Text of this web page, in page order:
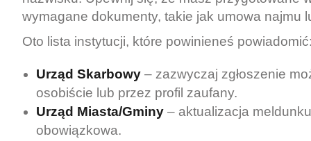
wymagane dokumenty, takie jak umowa najmu
Oto lista instytucji, które powinieneś
Urząd Skarbowy – zazwyczaj zgłoszenie
osobiście lub przez profil zaufany.
Urząd Miasta/Gminy – aktualizacja
obowiązkowa.